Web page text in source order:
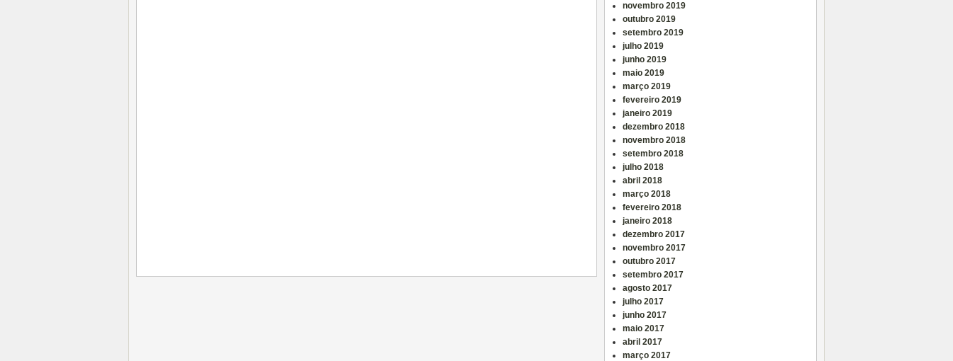
novembro 2019
outubro 2019
setembro 2019
julho 2019
junho 2019
maio 2019
março 2019
fevereiro 2019
janeiro 2019
dezembro 2018
novembro 2018
setembro 2018
julho 2018
abril 2018
março 2018
fevereiro 2018
janeiro 2018
dezembro 2017
novembro 2017
outubro 2017
setembro 2017
agosto 2017
julho 2017
junho 2017
maio 2017
abril 2017
março 2017